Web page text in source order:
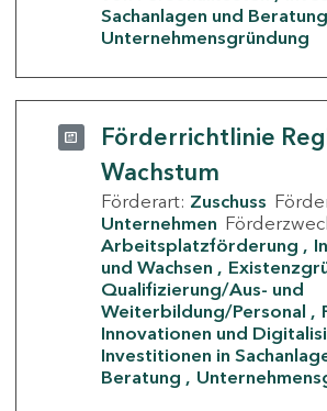
Sachanlagen und Beratung
Unternehmensgründung
Förderrichtlinie
Wachstum
Förderart: Zuschuss
Unternehmen
Arbeitsplatzförderung
und Wachsen
Qualifizierung/Aus- und
Weiterbildung/Personal
Innovationen und
Investitionen in
Beratung